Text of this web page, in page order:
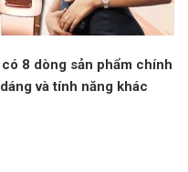
8 dòng sản phẩm chính
và tính năng khác